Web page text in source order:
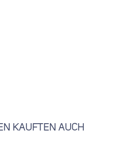
KAUFTEN AUCH